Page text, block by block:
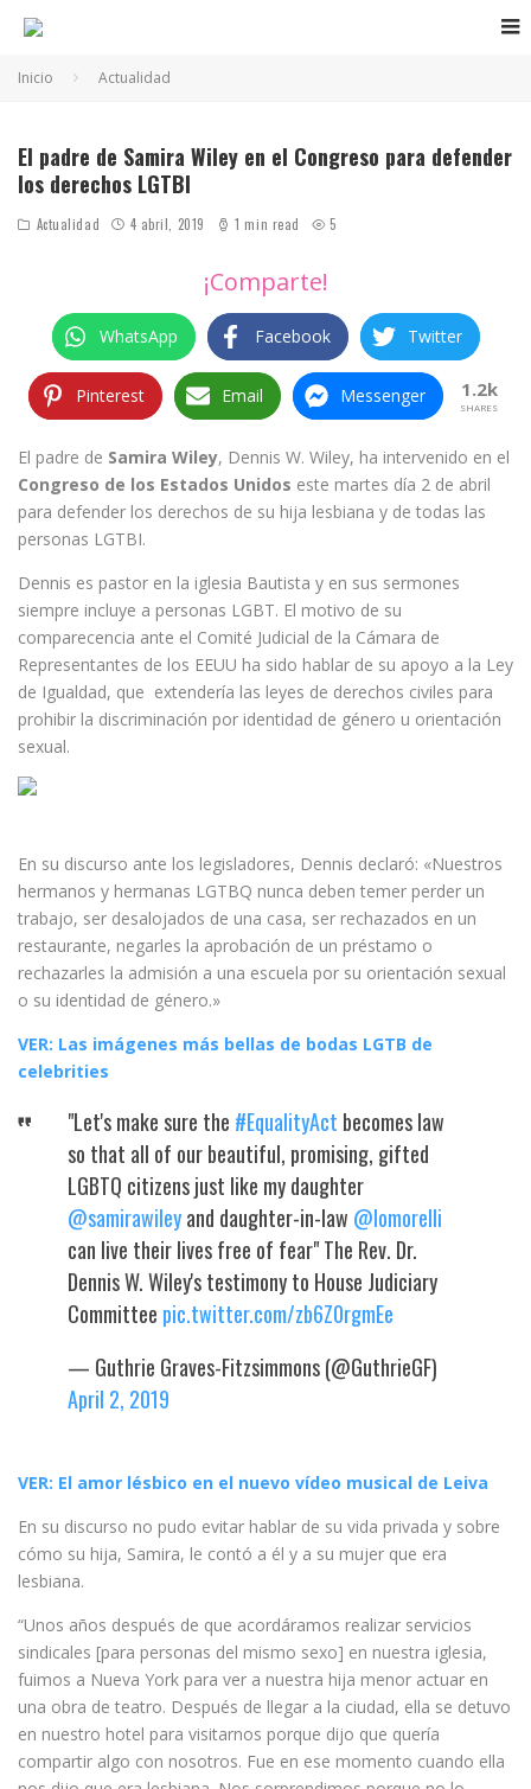
Inicio Actualidad
El padre de Samira Wiley en el Congreso para defender
los derechos LGTBI
Actualidad 4 abril, 2019 1 min read 5
¡Comparte!
WhatsApp Facebook Twitter
Pinterest Email Messenger 1.2k
SHARES
El padre de Samira Wiley, Dennis W. Wiley, ha intervenido en el
Congreso de los Estados Unidos este martes día 2 de abril
para defender los derechos de su hija lesbiana y de todas las
personas LGTBI.
Dennis es pastor en la iglesia Bautista y en sus sermones
siempre incluye a personas LGBT. El motivo de su
comparecencia ante el Comité Judicial de la Cámara de
Representantes de los EEUU ha sido hablar de su apoyo a la Ley
de Igualdad, que extendería las leyes de derechos civiles para
prohibir la discriminación por identidad de género u orientación
sexual.
En su discurso ante los legisladores, Dennis declaró: «Nuestros
hermanos y hermanas LGTBQ nunca deben temer perder un
trabajo, ser desalojados de una casa, ser rechazados en un
restaurante, negarles la aprobación de un préstamo o
rechazarles la admisión a una escuela por su orientación sexual
o su identidad de género.»
VER: Las imágenes más bellas de bodas LGTB de
celebrities
"Let's make sure the #EqualityAct becomes law
so that all of our beautiful, promising, gifted
LGBTQ citizens just like my daughter
@samirawileyand daughter-in-law @lomorelli
can live their lives free of fear" The Rev. Dr.
Dennis W. Wiley's testimony to House Judiciary
Committee pic.twitter.com/zb6Z0rgmEe
— Guthrie Graves-Fitzsimmons (@GuthrieGF)
April 2, 2019
VER: El amor lésbico en el nuevo vídeo musical de Leiva
En su discurso no pudo evitar hablar de su vida privada y sobre
cómo su hija, Samira, le contó a él y a su mujer que era
lesbiana.
“Unos años después de que acordáramos realizar servicios
sindicales [para personas del mismo sexo] en nuestra iglesia,
fuimos a Nueva York para ver a nuestra hija menor actuar en
una obra de teatro. Después de llegar a la ciudad, ella se detuvo
en nuestro hotel para visitarnos porque dijo que quería
compartir algo con nosotros. Fue en ese momento cuando ella